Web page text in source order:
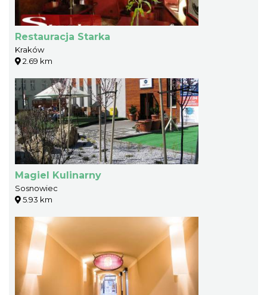
Restauracja Starka
Kraków
2.69 km
Magiel Kulinarny
Sosnowiec
5.93 km